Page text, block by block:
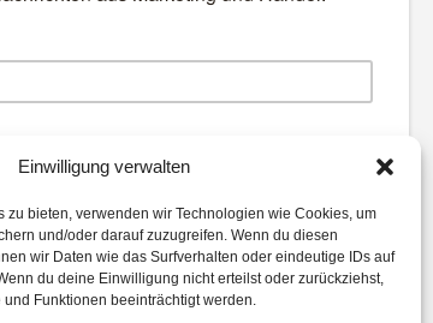
Einwilligung verwalten
zu bieten, verwenden wir Technologien wie Cookies, um
und/oder darauf zuzugreifen. Wenn du diesen
wir Daten wie das Surfverhalten oder eindeutige IDs auf
du deine Einwilligung nicht erteilst oder zurückziehst,
Funktionen beeinträchtigt werden.
Analytics
Corona